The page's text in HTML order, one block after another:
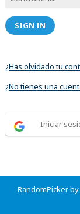
SIGN IN
¿Has olvidado tu
¿No tienes una
Iniciar
RandomPicker